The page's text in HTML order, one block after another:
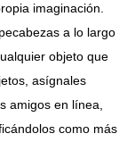
imaginación.
a lo largo
objeto que
asígnales
amigos en línea,
como más